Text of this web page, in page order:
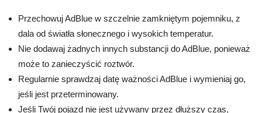
Przechowuj AdBlue w szczelnie zamkniętym pojemniku, z
dala od światła słonecznego i wysokich temperatur.
Nie dodawaj żadnych innych substancji do AdBlue, ponieważ
może to zanieczyścić roztwór.
Regularnie sprawdzaj datę ważności AdBlue i wymieniaj go,
jeśli jest przeterminowany.
Jeśli Twój pojazd nie jest używany przez dłuższy czas,